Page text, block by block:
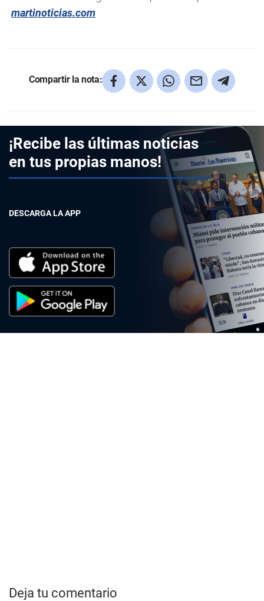
martinoticias.com
Compartir la nota:
¡Recibe las últimas noticias
en tus propias manos!
DESCARGA LA APP
Deja tu comentario